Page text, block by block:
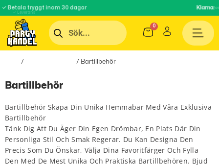
✓ Betala tryggt inom 30 dagar✓ Leverans Klarna.
/ / Bartillbehör
Bartillbehör
Bartillbehör Skapa Din Unika Hemmabar Med Våra Exklusiva
Bartillbehör
Tänk Dig Att Du Äger Din Egen Drömbar, En Plats Där Din
Personliga Stil Och Smak Regerar. Du Kan Designa Den
Precis Som Du Önskar, Välja Dina Favoritfärger Och Fylla
Den Med De Mest Unika Och Praktiska Bartillbehören. Bjud